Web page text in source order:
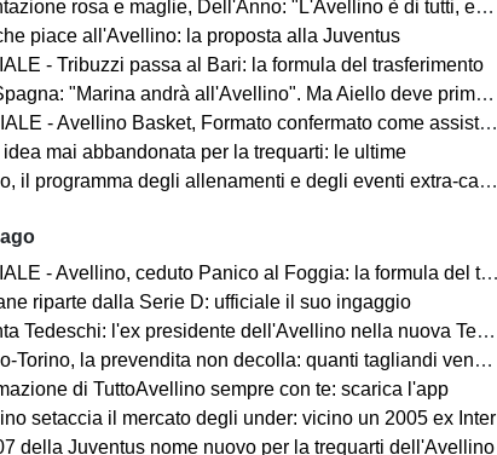
rosa e maglie, Dell'Anno: "L'Avellino è di tutti, ecco cosa faremo"
piace all'Avellino: la proposta alla Juventus
- Tribuzzi passa al Bari: la formula del trasferimento
"Marina andrà all'Avellino". Ma Aiello deve prima cedere
- Avellino Basket, Formato confermato come assistant coach
idea mai abbandonata per la trequarti: le ultime
il programma degli allenamenti e degli eventi extra-campo
- Avellino, ceduto Panico al Foggia: la formula del trasferimento
riparte dalla Serie D: ufficiale il suo ingaggio
Tedeschi: l'ex presidente dell'Avellino nella nuova Ternana
Torino, la prevendita non decolla: quanti tagliandi venduti
di TuttoAvellino sempre con te: scarica l'app
setaccia il mercato degli under: vicino un 2005 ex Inter
della Juventus nome nuovo per la trequarti dell'Avellino